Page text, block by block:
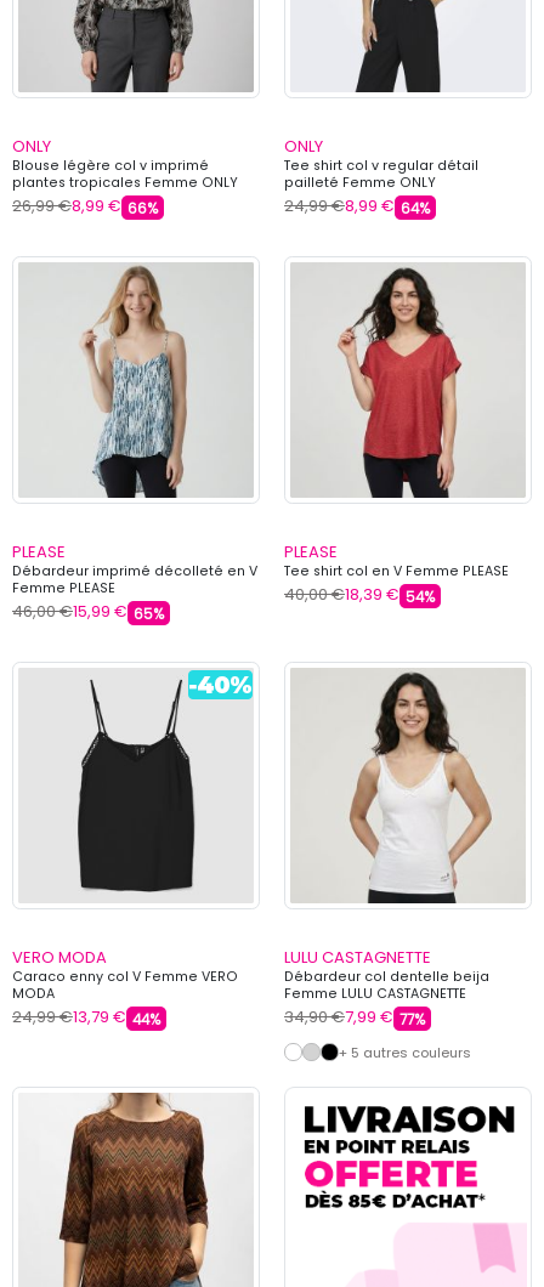
ONLY
Blouse légère col v imprimé
plantes tropicales Femme ONLY
26,99 €8,99 € 66%
ONLY
Tee shirt col v regular détail
pailleté Femme ONLY
24,99 €8,99 € 64%
PLEASE
Débardeur imprimé décolleté en V
Femme PLEASE
46,00 €15,99 € 65%
PLEASE
Tee shirt col en V Femme PLEASE
40,00 €18,39 € 54%
VERO MODA
Caraco enny col V Femme VERO
MODA
24,99 €13,79 € 44%
LULU CASTAGNETTE
Débardeur col dentelle beija
Femme LULU CASTAGNETTE
34,90 €7,99 € 77%
+ 5 autres couleurs